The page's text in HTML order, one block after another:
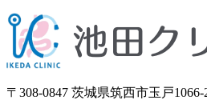
〒308-0847 茨城県筑西市玉戸1066-